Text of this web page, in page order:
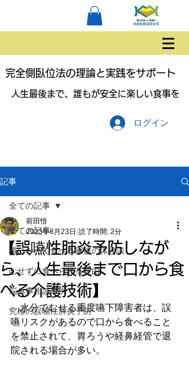
完全側臥位法の理論と実践をサポート
人生最後まで、誰もが安全に楽しい食事を
ログイン
記事
全ての記事
横になって食べる家族の体験談
むせずに食べられる理由
悩み事相談事例
究極の誤嚥性肺炎予防
全ての記事
【誤嚥性肺炎予防しなが
ら、人生最後まで口から食
べる介護技術】
前田悟
2023年8月23日 読了時間: 2分
水分でむせる重度嚥下障害者は、誤
嚥リスクがあるので口から食べること
を禁止されて、胃ろうや経鼻経管で退
院される場合が多い。